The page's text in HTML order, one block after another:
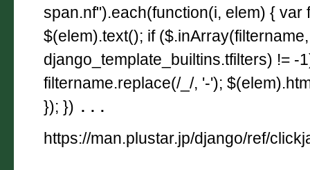
span.nf").each(function(i, elem) { var
$(elem).text(); if ($.inArray(filtername,
django_template_builtins.tfilters) != -
filtername.replace(/_/, '-');
}); }) ...
https://man.plustar.jp/django/ref/